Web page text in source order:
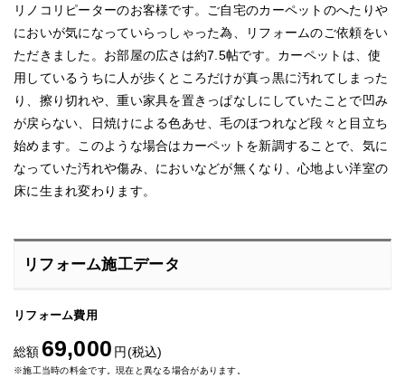
リノコリピーターのお客様です。ご自宅のカーペットのへたりや
においが気になっていらっしゃった為、リフォームのご依頼をい
ただきました。お部屋の広さは約7.5帖です。カーペットは、使
用しているうちに人が歩くところだけが真っ黒に汚れてしまった
り、擦り切れや、重い家具を置きっぱなしにしていたことで凹み
が戻らない、日焼けによる色あせ、毛のほつれなど段々と目立ち
始めます。このような場合はカーペットを新調することで、気に
なっていた汚れや傷み、においなどが無くなり、心地よい洋室の
床に生まれ変わります。
リフォーム施工データ
リフォーム費用
総額 69,000 円(税込)
※施工当時の料金です。現在と異なる場合があります。